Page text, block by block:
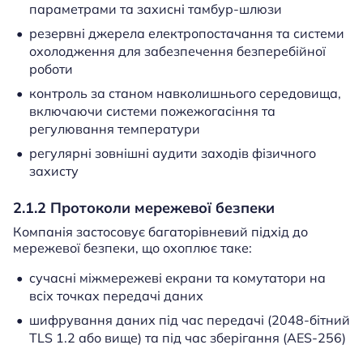
параметрами та захисні тамбур-шлюзи
резервні джерела електропостачання та системи
охолодження для забезпечення безперебійної
роботи
контроль за станом навколишнього середовища,
включаючи системи пожежогасіння та
регулювання температури
регулярні зовнішні аудити заходів фізичного
захисту
2.1.2 Протоколи мережевої безпеки
Компанія застосовує багаторівневий підхід до
мережевої безпеки, що охоплює таке:
сучасні міжмережеві екрани та комутатори на
всіх точках передачі даних
шифрування даних під час передачі (2048-бітний
TLS 1.2 або вище) та під час зберігання (AES-256)